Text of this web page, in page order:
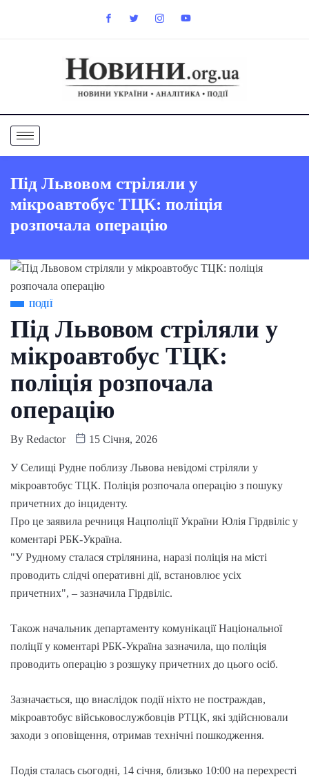
Під Львовом стріляли у
мікроавтобус ТЦК: поліція
розпочала операцію
ПОДІЇ
Під Львовом стріляли у
мікроавтобус ТЦК:
поліція розпочала
операцію
By Redactor 15 Січня, 2026
У Селищі Рудне поблизу Львова невідомі стріляли у
мікроавтобус ТЦК. Поліція розпочала операцію з пошуку
причетних до інциденту.
Про це заявила речниця Нацполіції України Юлія Гірдвіліс у
коментарі РБК-Україна.
"У Рудному сталася стрілянина, наразі поліція на місті
проводить слідчі оперативні дії, встановлює усіх
причетних", – зазначила Гірдвіліс.
Також начальник департаменту комунікації Національної
поліції у коментарі РБК-Україна зазначила, що поліція
проводить операцію з розшуку причетних до цього осіб.
Зазначається, що внаслідок події ніхто не постраждав,
мікроавтобус військовослужбовців РТЦК, які здійснювали
заходи з оповіщення, отримав технічні пошкодження.
Подія сталась сьогодні, 14 січня, близько 10:00 на перехресті